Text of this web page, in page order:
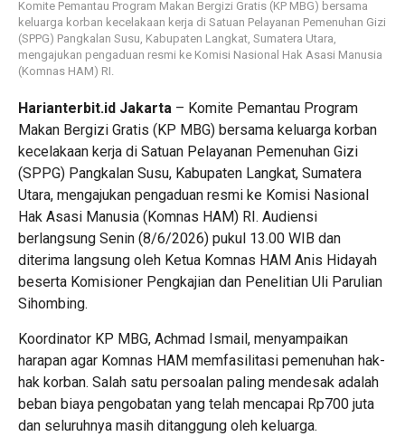
Komite Pemantau Program Makan Bergizi Gratis (KP MBG) bersama
keluarga korban kecelakaan kerja di Satuan Pelayanan Pemenuhan Gizi
(SPPG) Pangkalan Susu, Kabupaten Langkat, Sumatera Utara,
mengajukan pengaduan resmi ke Komisi Nasional Hak Asasi Manusia
(Komnas HAM) RI.
Harianterbit.id Jakarta – Komite Pemantau Program
Makan Bergizi Gratis (KP MBG) bersama keluarga korban
kecelakaan kerja di Satuan Pelayanan Pemenuhan Gizi
(SPPG) Pangkalan Susu, Kabupaten Langkat, Sumatera
Utara, mengajukan pengaduan resmi ke Komisi Nasional
Hak Asasi Manusia (Komnas HAM) RI. Audiensi
berlangsung Senin (8/6/2026) pukul 13.00 WIB dan
diterima langsung oleh Ketua Komnas HAM Anis Hidayah
beserta Komisioner Pengkajian dan Penelitian Uli Parulian
Sihombing.
Koordinator KP MBG, Achmad Ismail, menyampaikan
harapan agar Komnas HAM memfasilitasi pemenuhan hak-
hak korban. Salah satu persoalan paling mendesak adalah
beban biaya pengobatan yang telah mencapai Rp700 juta
dan seluruhnya masih ditanggung oleh keluarga.